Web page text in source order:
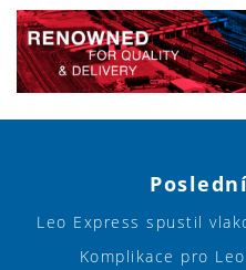
Leo Express spustil
Komplikace pro